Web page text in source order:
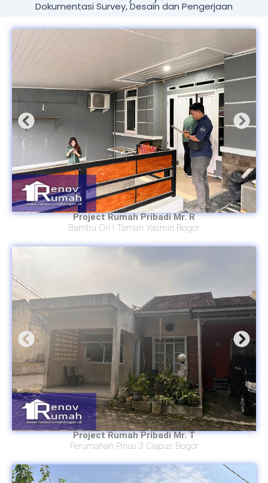
Dokumentasi Survey, Desain dan Pengerjaan
Project Rumah Pribadi Mr. R
Bambu Ori I Taman Yasmin Bogor
Project Rumah Pribadi Mr. T
Perumahan Pinus 3 Ciapus Bogor